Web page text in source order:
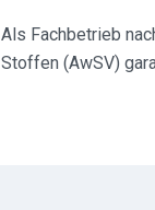
Als Fachbetrieb
Stoffen (AwSV)